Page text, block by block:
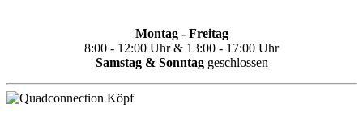
Montag - Freitag
8:00 - 12:00 Uhr & 13:00 - 17:00 Uhr
Samstag & Sonntaggeschlossen